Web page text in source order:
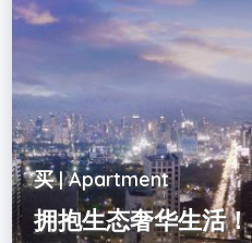
买 | Apartment
拥抱生态奢华生活！